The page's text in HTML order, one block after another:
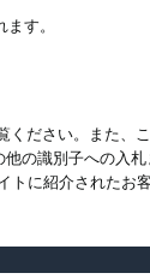
す。
ださい。また、
の識別子への入
に紹介されたお